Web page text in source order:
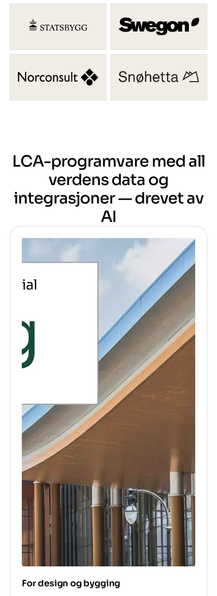
LCA-programvare med all
verdens data og
integrasjoner — drevet av
AI
For design og bygging